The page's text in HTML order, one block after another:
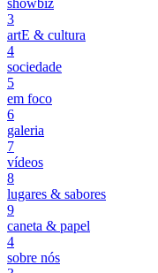
showbiz
3
artE & cultura
4
sociedade
5
em foco
6
galeria
7
vídeos
8
lugares & sabores
9
caneta & papel
4
sobre nós